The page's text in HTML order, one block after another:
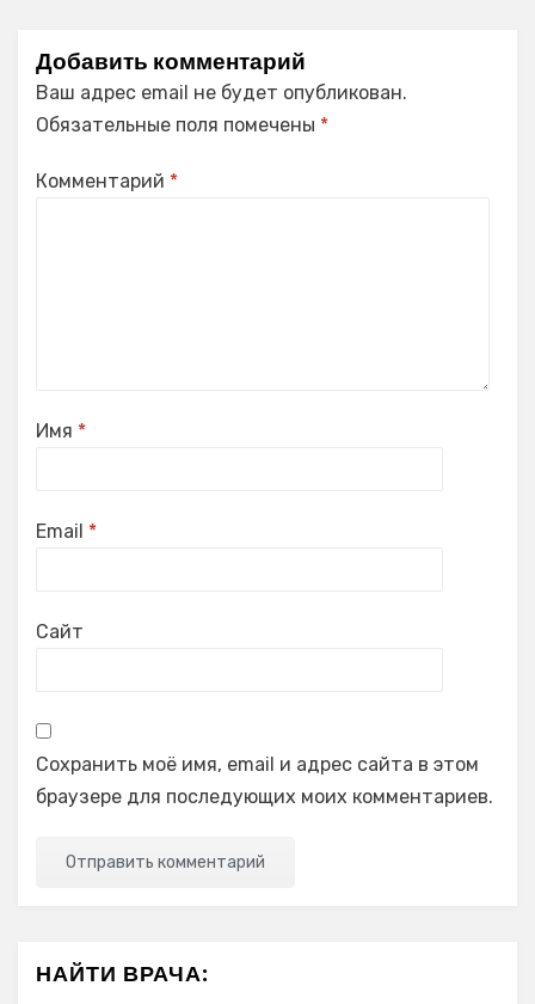
Добавить комментарий
Ваш адрес email не будет опубликован.
Обязательные поля помечены *
Комментарий *
Имя *
Email *
Сайт
Сохранить моё имя, email и адрес сайта в этом
браузере для последующих моих комментариев.
НАЙТИ ВРАЧА: